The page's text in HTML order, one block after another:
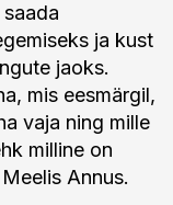
ja kust
jaoks.
mis eesmärgil,
vaja ning mille
milline on
Annus.